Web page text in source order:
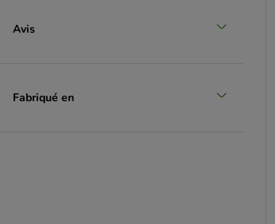
Avis
Fabriqué en